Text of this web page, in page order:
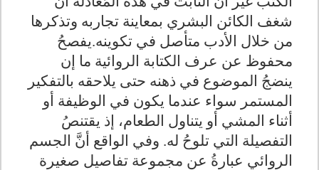
شغف الكائن البشري بمعاينة تجاربه وتذكرها
من خلال الأدب متأصل في تكوينه.يفصحُ
محفوظ عن عرف الكتابة الروائية ما إن
ينضجُ الموضوع في ذهنه حتى يلاحقه بالتفكير
المستمر سواء عندما يكون في الوظيفة أو
أثناء المشي أو يتناول الطعام، إذ يقتنصُ
التفصيلة التي تلوحُ له. وفي الواقع أنَّ الجسم
الروائي عبارةُ عن مجموعة تفاصيل صغيرة